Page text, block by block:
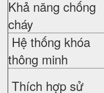
Khả năng chống
cháy
Hệ thống khóa
thông minh
Thích hợp sử